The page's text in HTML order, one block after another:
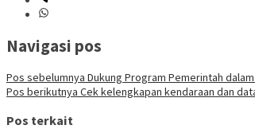
Navigasi pos
Pos sebelumnya Dukung Program Pemerintah
Pos berikutnya Cek kelengkapan kendaraan dan
Pos terkait